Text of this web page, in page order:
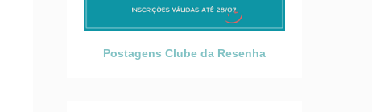
Postagens Clube da Resenha